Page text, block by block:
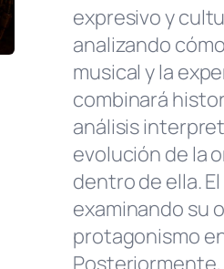
expresivo y
analizando
musical y la
combinará
análisis
evolución de la
dentro de ella.
examinando su
protagonismo